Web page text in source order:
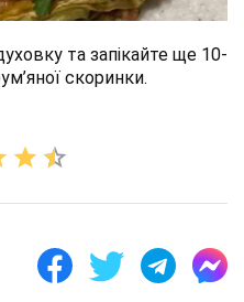
та запікайте ще 10-
скоринки.